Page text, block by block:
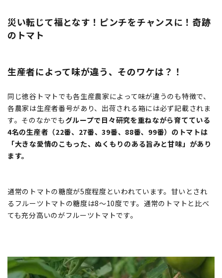
災い転じて福となす！ピンチをチャンスに！奇跡
のトマト
生産者によって味が違う、そのワケは？！
同じ徳谷トマトでも各生産農家によって味が違うのも特徴で、
各農家は生産者番号があり、出荷される箱には必ず記載されま
す。そのなかでもグループで日々研究を重ねながら育てている
4名の生産者（22番、27番、39番、88番、99番）のトマトは
「大きな愛情のこもった、ぬくもりのある旨みと甘味」があり
ます。
通常のトマトの糖度が5度程度といわれています。甘いとされ
るフルーツトマトの糖度は8〜10度です。通常のトマトと比べ
ても充分高いのがフルーツトマトです。